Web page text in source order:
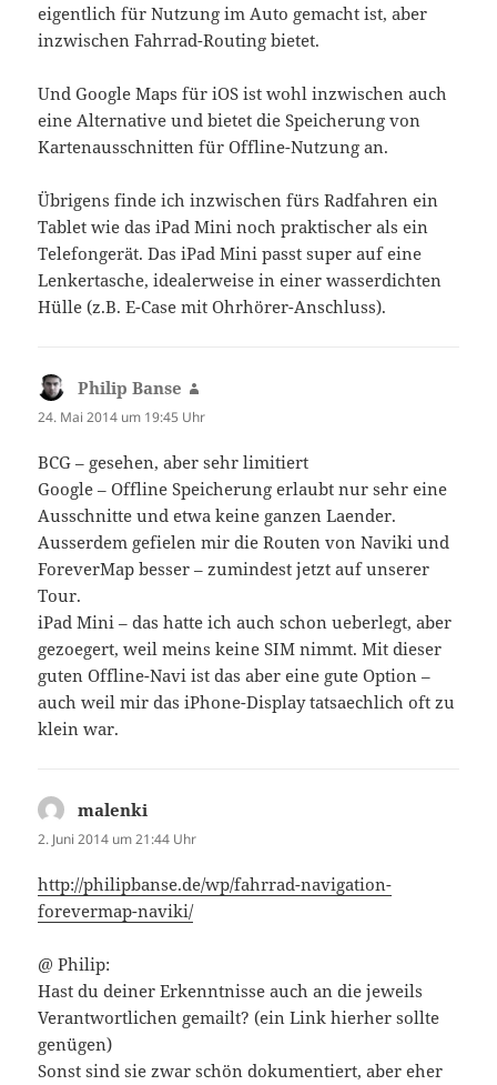
eigentlich für Nutzung im Auto gemacht ist, aber
inzwischen Fahrrad-Routing bietet.
Und Google Maps für iOS ist wohl inzwischen auch
eine Alternative und bietet die Speicherung von
Kartenausschnitten für Offline-Nutzung an.
Übrigens finde ich inzwischen fürs Radfahren ein
Tablet wie das iPad Mini noch praktischer als ein
Telefongerät. Das iPad Mini passt super auf eine
Lenkertasche, idealerweise in einer wasserdichten
Hülle (z.B. E-Case mit Ohrhörer-Anschluss).
Philip Banse
24. Mai 2014 um 19:45 Uhr
BCG – gesehen, aber sehr limitiert
Google – Offline Speicherung erlaubt nur sehr eine
Ausschnitte und etwa keine ganzen Laender.
Ausserdem gefielen mir die Routen von Naviki und
ForeverMap besser – zumindest jetzt auf unserer
Tour.
iPad Mini – das hatte ich auch schon ueberlegt, aber
gezoegert, weil meins keine SIM nimmt. Mit dieser
guten Offline-Navi ist das aber eine gute Option –
auch weil mir das iPhone-Display tatsaechlich oft zu
klein war.
malenki
2. Juni 2014 um 21:44 Uhr
http://philipbanse.de/wp/fahrrad-navigation-
forevermap-naviki/
@ Philip:
Hast du deiner Erkenntnisse auch an die jeweils
Verantwortlichen gemailt? (ein Link hierher sollte
genügen)
Sonst sind sie zwar schön dokumentiert, aber eher